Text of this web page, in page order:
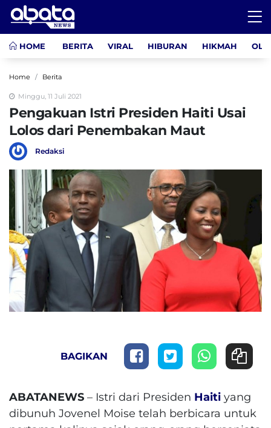
HOME BERITA VIRAL HIBURAN HIKMAH
Home Berita
Minggu, 11 Juli 2021
Pengakuan Istri Presiden Haiti Usai
Lolos dari Penembakan Maut
Redaksi
BAGIKAN
ABATANEWS – Istri dari Presiden Haiti yang
dibunuh Jovenel Moise telah berbicara untuk